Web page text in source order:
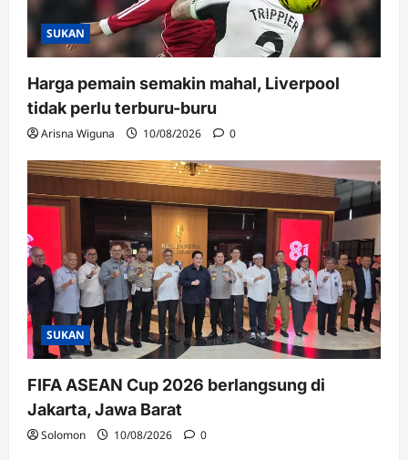
SUKAN
Harga pemain semakin mahal, Liverpool
tidak perlu terburu-buru
Arisna Wiguna 10/08/2026 0
SUKAN
FIFA ASEAN Cup 2026 berlangsung di
Jakarta, Jawa Barat
Solomon 10/08/2026 0